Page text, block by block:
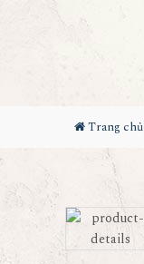
Trang chủ